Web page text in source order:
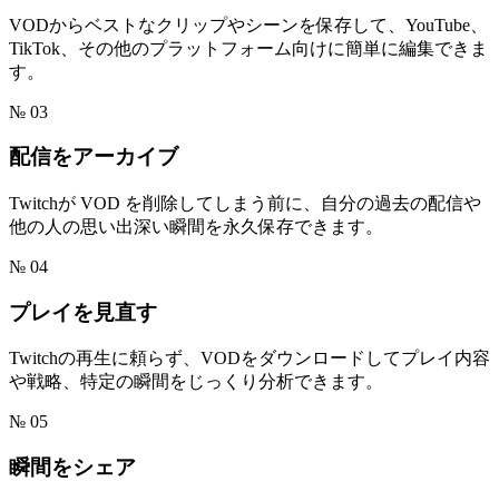
VODからベストなクリップやシーンを保存して、YouTube、
TikTok、その他のプラットフォーム向けに簡単に編集できま
す。
№ 03
配信をアーカイブ
Twitchが VOD を削除してしまう前に、自分の過去の配信や
他の人の思い出深い瞬間を永久保存できます。
№ 04
プレイを見直す
Twitchの再生に頼らず、VODをダウンロードしてプレイ内容
や戦略、特定の瞬間をじっくり分析できます。
№ 05
瞬間をシェア